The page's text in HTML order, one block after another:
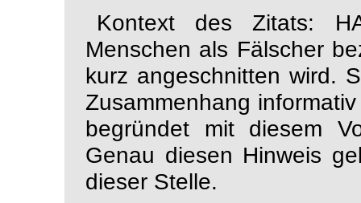
Kontext des Zitats:
Menschen als Fälscher
kurz angeschnitten wird.
Zusammenhang
begründet mit diesem
Genau diesen Hinweis
dieser Stelle.